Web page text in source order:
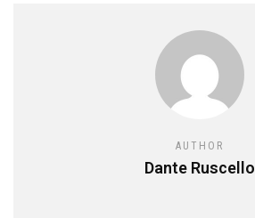
AUTHOR
Dante Ruscello